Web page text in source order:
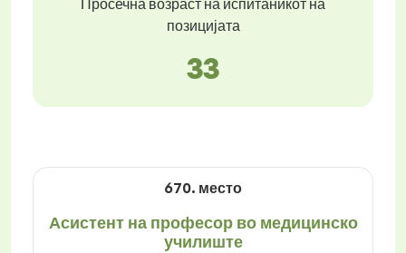
Просечна возраст на испитаникот на
позицијата
33
670. место
Асистент на професор во медицинско
училиште